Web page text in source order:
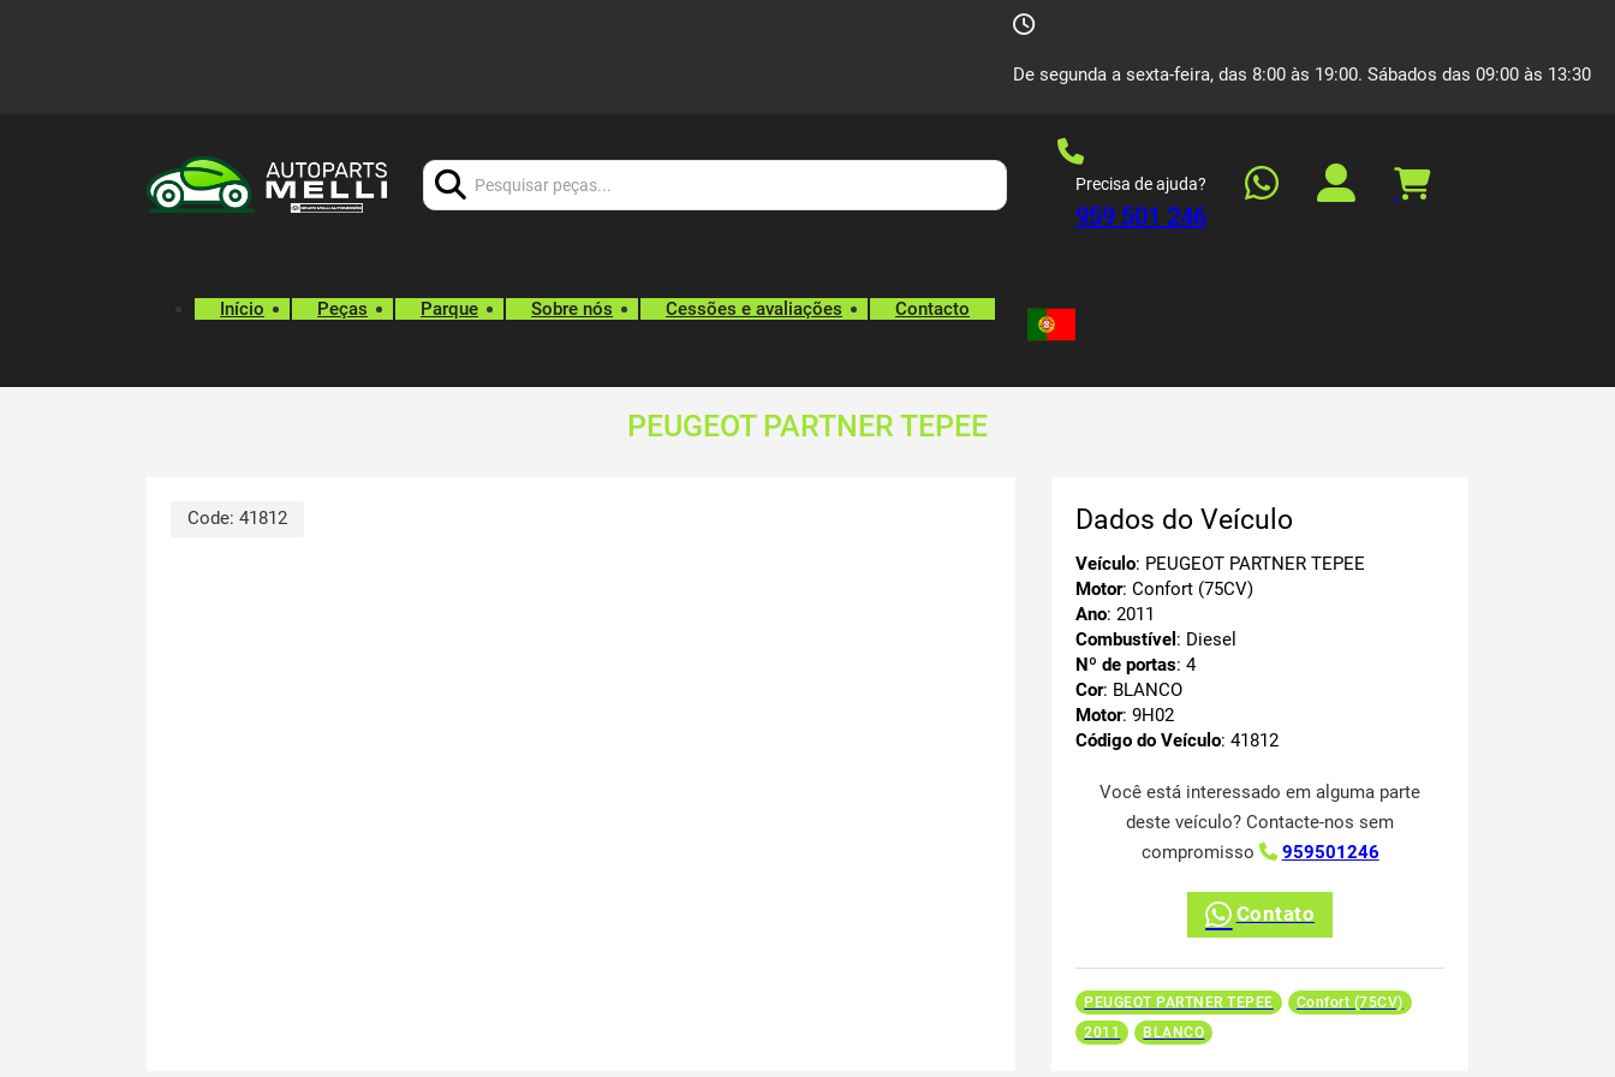
De segunda a sexta-feira, das 8:00 às 19:00. Sábados das 09:00 às 13:30
Precisa de ajuda?
959 501 246
Início Peças Parque Sobre nós Cessões e avaliações Contacto
PEUGEOT PARTNER TEPEE
Code: 41812 Dados do Veículo
Veículo: PEUGEOT PARTNER TEPEE
Motor: Confort (75CV)
Ano: 2011
Combustível : Diesel
Nº de portas: 4
Cor: BLANCO
Motor: 9H02
Código do Veículo: 41812
Você está interessado em alguma parte
deste veículo? Contacte-nos sem
compromisso
959501246
Contato
PEUGEOT PARTNER TEPEE
Confort (75CV)
2011
BLANCO